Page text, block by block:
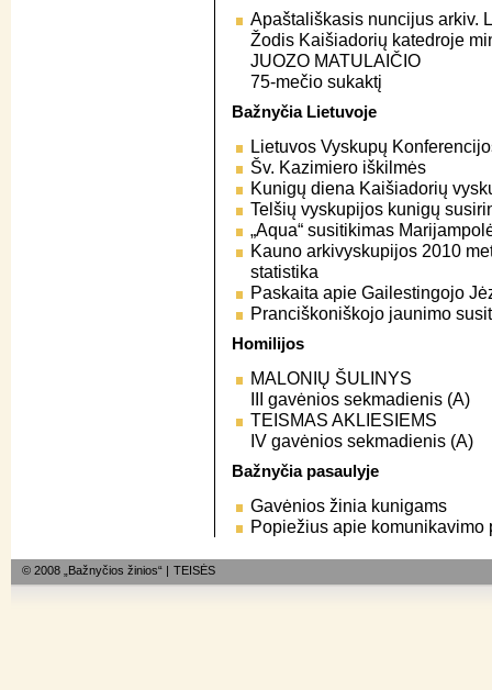
Apaštališkasis nuncijus arkiv.
Žodis Kaišiadorių katedroje
JUOZO MATULAIČIO
75-mečio sukaktį
Bažnyčia Lietuvoje
Lietuvos Vyskupų
Šv. Kazimiero iškilmės
Kunigų diena Kaišiadorių
Telšių vyskupijos kunigų
„Aqua“ susitikimas
Kauno arkivyskupijos 2010
statistika
Paskaita apie Gailestingojo
Pranciškoniškojo jaunimo
Homilijos
MALONIŲ ŠULINYS
III gavėnios sekmadienis (A)
TEISMAS AKLIESIEMS
IV gavėnios sekmadienis (A)
Bažnyčia pasaulyje
Gavėnios žinia kunigams
Popiežius apie komunikavimo
© 2008 „Bažnyčios žinios“ | TEISĖS